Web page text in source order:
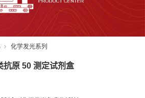
化学发光系列
抗原 50 测定试剂盒